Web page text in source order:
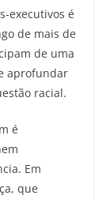
executivos é
de mais de
de uma
aprofundar
racial.
é
Em
que